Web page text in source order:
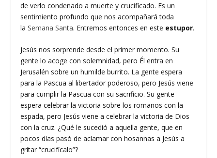
de verlo condenado a muerte y crucificado. Es un
sentimiento profundo que nos acompañará toda
laSemana Santa. Entremos entonces en este estupor.
Jesús nos sorprende desde el primer momento. Su
gente lo acoge con solemnidad, pero Él entra en
Jerusalén sobre un humilde burrito. La gente espera
para la Pascua al libertador poderoso, pero Jesús viene
para cumplir la Pascua con su sacrificio. Su gente
espera celebrar la victoria sobre los romanos con la
espada, pero Jesús viene a celebrar la victoria de Dios
con la cruz. ¿Qué le sucedió a aquella gente, que en
pocos días pasó de aclamar con hosannas a Jesús a
gritar “crucifícalo”?